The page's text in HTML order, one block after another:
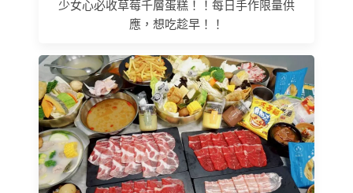
少女心必收草莓千層蛋糕！！每日手作限量供
應，想吃趁早！！